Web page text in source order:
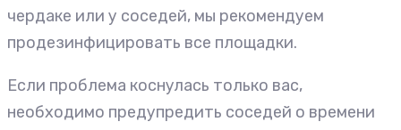
чердаке или у соседей, мы рекомендуем
продезинфицировать все площадки.
Если проблема коснулась только вас,
необходимо предупредить соседей о времени